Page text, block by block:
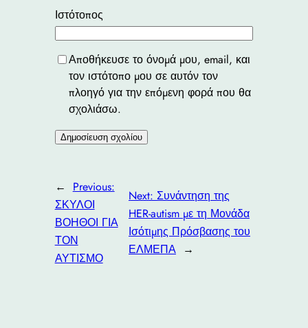
Ιστότοπος
Αποθήκευσε το όνομά μου, email, και
τον ιστότοπο μου σε αυτόν τον
πλοηγό για την επόμενη φορά που θα
σχολιάσω.
←
Previous:
ΣΚΥΛΟΙ
ΒΟΗΘΟΙ ΓΙΑ
ΤΟΝ
ΑΥΤΙΣΜΟ
Next: Συνάντηση της
HER-autism με τη Μονάδα
Ισότιμης Πρόσβασης του
ΕΛΜΕΠΑ →